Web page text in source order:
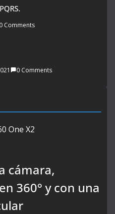
0 Comments
0 Comments
cámara,
360° y con una